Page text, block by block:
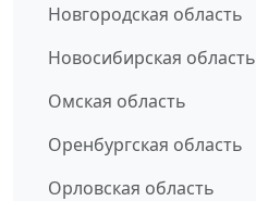
Новгородская область
Новосибирская область
Омская область
Оренбургская область
Орловская область